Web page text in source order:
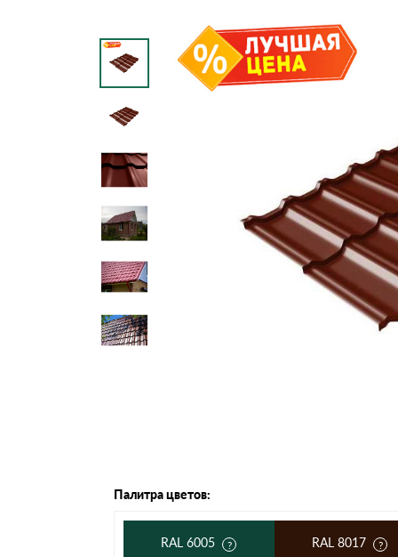
Доборные элементы
Черепица
Шифер
Шифер
Палитра цветов:
RAL 6005 RAL 8017